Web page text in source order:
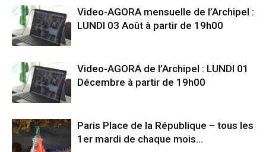
Video-AGORA mensuelle de l’Archipel :
LUNDI 03 Août à partir de 19h00
Video-AGORA de l’Archipel : LUNDI 01
Décembre à partir de 19h00
Paris Place de la République – tous les
1er mardi de chaque mois…